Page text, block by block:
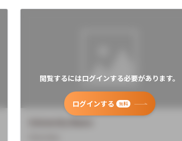
閲覧するにはログインする必要があります。
ログインする 無料